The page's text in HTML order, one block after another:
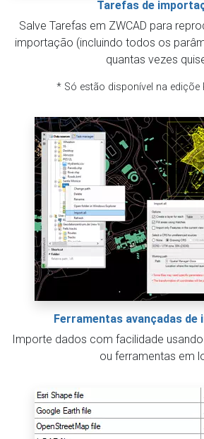
Tarefas de
Salve Tarefas em ZWCAD para
importação (incluindo todos os
quantas vezes
* Só estão disponível na ediçõe
Ferramentas avançadas de
Importe dados com facilidade
ou ferramentas em